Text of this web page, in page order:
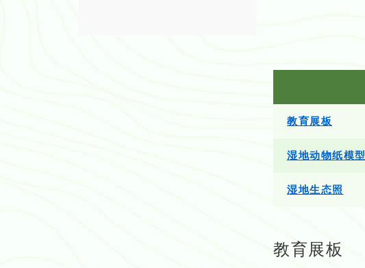
教育展板
湿地动物纸模型
湿地生态照
教育展板